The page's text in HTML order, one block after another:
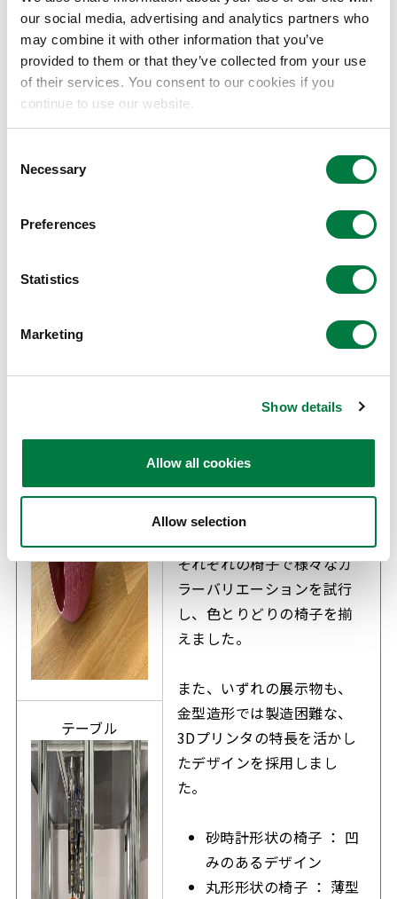
our social media, advertising and analytics partners who
may combine it with other information that you’ve
provided to them or that they’ve collected from your use
of their services. You consent to our cookies if you
continue to use our website.
Selection
Necessary
Preferences
Statistics
Marketing
Show details
Allow all cookies
Allow selection
三井化学で開発したPP系コンパウンドを使用し、株式
会社ExtraBold製大型3DプリンタEXF-12を用いて、金
型では造ることが困難な形状の椅子とテーブルを造形し
ました。
3Dプリンタの自由な造形性
を活かし、砂時計形状・丸
形形状の２種類の椅子、4人
掛けで使用できるサイズの
テーブル脚を作製しまし
それぞれの椅子で様々なカ
ラーバリエーションを試行
し、色とりどりの椅子を揃
えました。
また、いずれの展示物も、
金型造形では製造困難な、
3Dプリンタの特長を活かし
たデザインを採用しまし
た。
砂時計形状の椅子 ： 凹
みのあるデザイン
丸形形状の椅子 ： 薄型
テーブル